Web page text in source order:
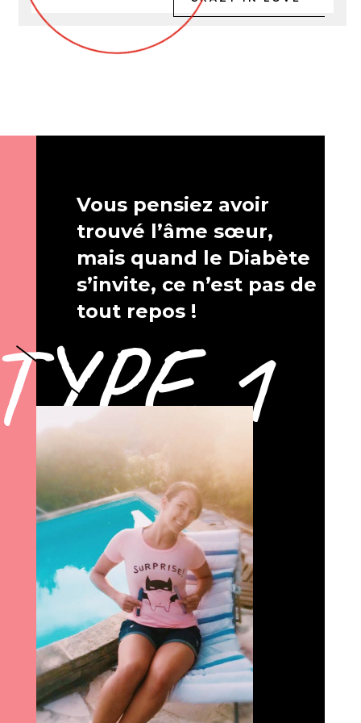
Vous pensiez avoir
trouvé l’âme sœur,
mais quand le Diabète
s’invite, ce n’est pas de
tout repos !
1